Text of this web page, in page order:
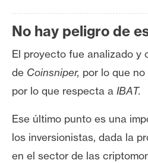
No hay peligro de
El proyecto fue analizado y
de Coinsniper, por lo que
por lo que respecta a IBAT.
Ese último punto es una
los inversionistas, dada la
en el sector de las